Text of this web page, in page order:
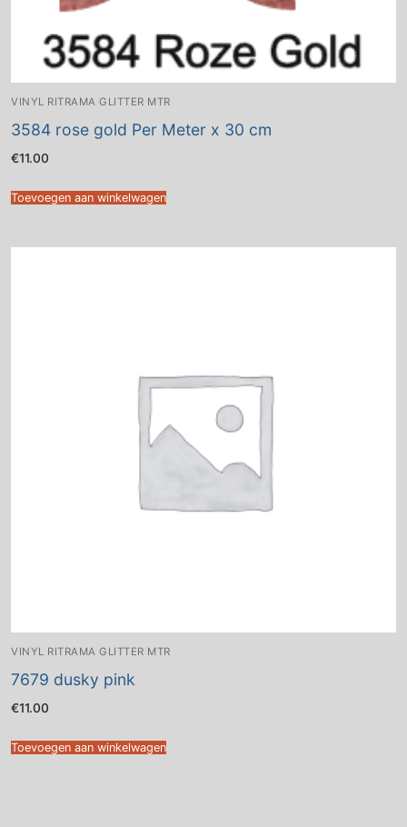
VINYL RITRAMA GLITTER MTR
3584 rose gold Per Meter x 30 cm
€11.00
Toevoegen aan winkelwagen
VINYL RITRAMA GLITTER MTR
7679 dusky pink
€11.00
Toevoegen aan winkelwagen